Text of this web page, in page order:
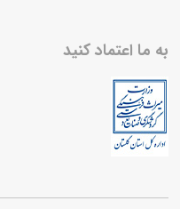
به ما اعتماد کنید